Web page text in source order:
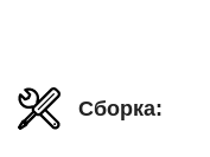
Сборка: